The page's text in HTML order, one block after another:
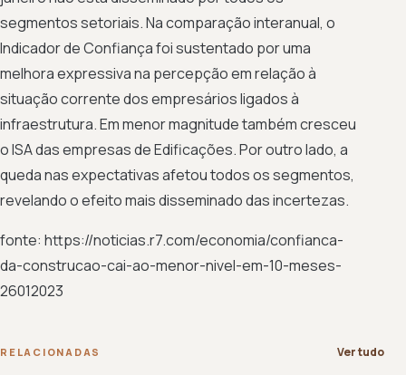
segmentos setoriais. Na comparação interanual, o
Indicador de Confiança foi sustentado por uma
melhora expressiva na percepção em relação à
situação corrente dos empresários ligados à
infraestrutura. Em menor magnitude também cresceu
o ISA das empresas de Edificações. Por outro lado, a
queda nas expectativas afetou todos os segmentos,
revelando o efeito mais disseminado das incertezas.
fonte: https://noticias.r7.com/economia/confianca-
da-construcao-cai-ao-menor-nivel-em-10-meses-
26012023
RELACIONADAS Ver tudo